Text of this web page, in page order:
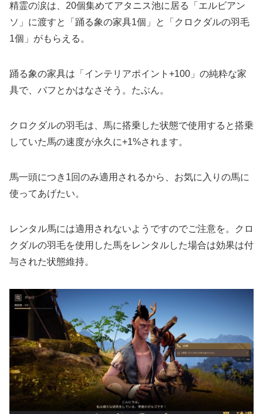
精霊の涙は、20個集めてアタニス池に居る「エルビアン
ソ」に渡すと「踊る象の家具1個」と「クロクダルの羽毛
1個」がもらえる。
踊る象の家具は「インテリアポイント+100」の純粋な家
具で、バフとかはなさそう。たぶん。
クロクダルの羽毛は、馬に搭乗した状態で使用すると搭乗
していた馬の速度が永久に+1%されます。
馬一頭につき1回のみ適用されるから、お気に入りの馬に
使ってあげたい。
レンタル馬には適用されないようですのでご注意を。クロ
クダルの羽毛を使用した馬をレンタルした場合は効果は付
与された状態維持。